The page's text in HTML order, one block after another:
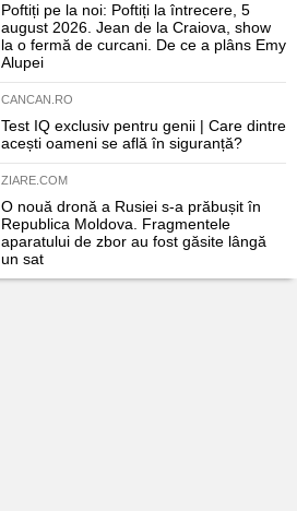
Poftiți pe la noi: Poftiți la întrecere, 5
august 2026. Jean de la Craiova, show
la o fermă de curcani. De ce a plâns Emy
Alupei
CANCAN.RO
Test IQ exclusiv pentru genii | Care dintre
acești oameni se află în siguranță?
ZIARE.COM
O nouă dronă a Rusiei s-a prăbușit în
Republica Moldova. Fragmentele
aparatului de zbor au fost găsite lângă
un sat